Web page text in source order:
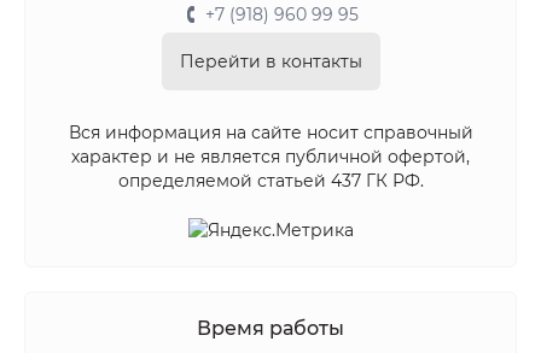
+7 (918) 960 99 95
Перейти в контакты
Вся информация на сайте носит справочный
характер и не является публичной офертой,
определяемой статьей 437 ГК РФ.
Время работы